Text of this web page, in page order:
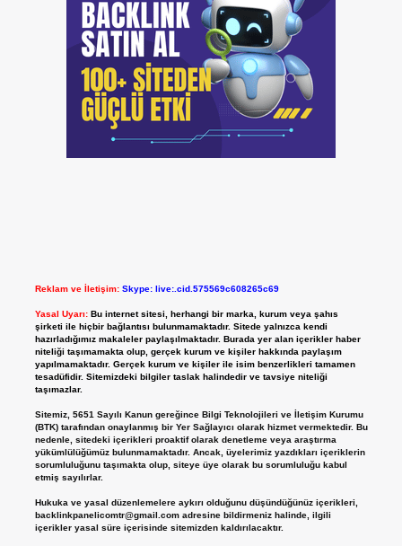
Reklam ve İletişim: Skype: live:.cid.575569c608265c69
Yasal Uyarı: Bu internet sitesi, herhangi bir marka, kurum veya şahıs
şirketi ile hiçbir bağlantısı bulunmamaktadır. Sitede yalnızca kendi
hazırladığımız makaleler paylaşılmaktadır. Burada yer alan içerikler haber
niteliği taşımamakta olup, gerçek kurum ve kişiler hakkında paylaşım
yapılmamaktadır. Gerçek kurum ve kişiler ile isim benzerlikleri tamamen
tesadüfidir. Sitemizdeki bilgiler taslak halindedir ve tavsiye niteliği
taşımazlar.
Sitemiz, 5651 Sayılı Kanun gereğince Bilgi Teknolojileri ve İletişim Kurumu
(BTK) tarafından onaylanmış bir Yer Sağlayıcı olarak hizmet vermektedir. Bu
nedenle, sitedeki içerikleri proaktif olarak denetleme veya araştırma
yükümlülüğümüz bulunmamaktadır. Ancak, üyelerimiz yazdıkları içeriklerin
sorumluluğunu taşımakta olup, siteye üye olarak bu sorumluluğu kabul
etmiş sayılırlar.
Hukuka ve yasal düzenlemelere aykırı olduğunu düşündüğünüz içerikleri,
backlinkpanelicomtr@gmail.comadresine bildirmeniz halinde, ilgili
içerikler yasal süre içerisinde sitemizden kaldırılacaktır.